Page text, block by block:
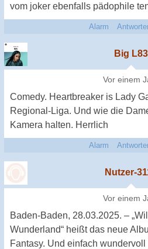
vom joker ebenfalls pädophile
Alarm
Big L83
Vor einem
Comedy. Heartbreaker is Lady
Regional-Liga. Und wie die
Kamera halten. Herrlich
Alarm
Nutzer-
Vor einem
Baden-Baden, 28.03.2025. –
Wunderland“ heißt das neue
Fantasy. Und einfach